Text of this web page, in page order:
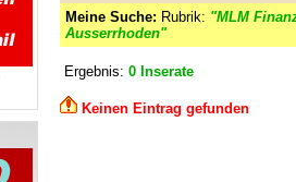
Meine Suche: Rubrik: "MLM
Ausserrhoden"
Ergebnis: 0 Inserate
Keinen Eintrag gefunden